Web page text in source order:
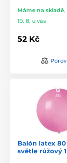
Máme na skladě,
10. 8. u vás
52 Kč
Balón latex
světle růžový